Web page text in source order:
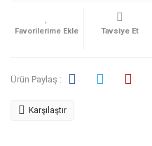
Tavsiye Et
Ürün Paylaş :
Karşılaştır